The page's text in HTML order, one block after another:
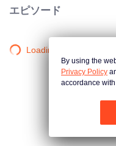
エピソード
Loading…
By using the
Privacy Policy
accordance